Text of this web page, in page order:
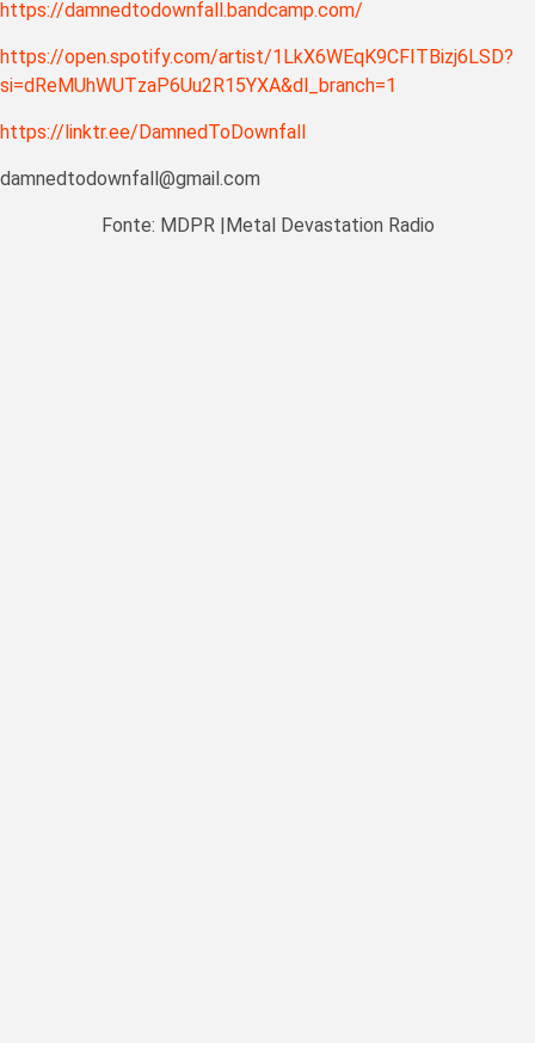
https://damnedtodownfall.bandcamp.com/
https://open.spotify.com/artist/1LkX6WEqK9CFITBizj6LSD?
si=dReMUhWUTzaP6Uu2R15YXA&dl_branch=1
https://linktr.ee/DamnedToDownfall
damnedtodownfall@gmail.com
Fonte: MDPR |Metal Devastation Radio